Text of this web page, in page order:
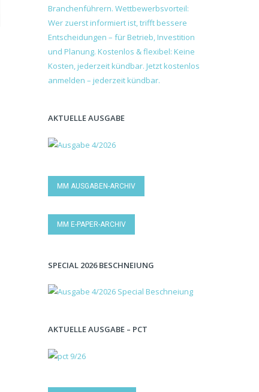
AKTUELLE AUSGABE
MM AUSGABEN-ARCHIV
MM E-PAPER-ARCHIV
SPECIAL 2026 BESCHNEIUNG
AKTUELLE AUSGABE – PCT